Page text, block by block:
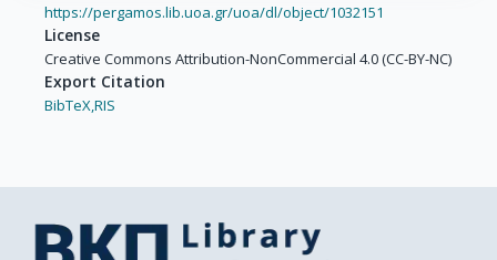
https://pergamos.lib.uoa.gr/uoa/dl/object/1032151
License
Creative Commons Attribution-NonCommercial 4.0 (CC-BY-NC)
Export Citation
BibTeX,RIS